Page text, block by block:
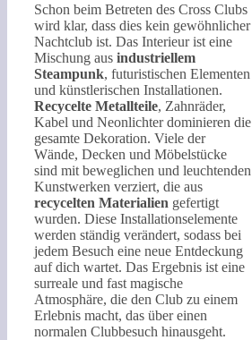
Schon beim Betreten des Cross Clubs
wird klar, dass dies kein gewöhnlicher
Nachtclub ist. Das Interieur ist eine
Mischung aus industriellem
Steampunk, futuristischen Elementen
und künstlerischen Installationen.
Recycelte Metallteile, Zahnräder,
Kabel und Neonlichter dominieren die
gesamte Dekoration. Viele der
Wände, Decken und Möbelstücke
sind mit beweglichen und leuchtenden
Kunstwerken verziert, die aus
recycelten Materialien gefertigt
wurden. Diese Installationselemente
werden ständig verändert, sodass bei
jedem Besuch eine neue Entdeckung
auf dich wartet. Das Ergebnis ist eine
surreale und fast magische
Atmosphäre, die den Club zu einem
Erlebnis macht, das über einen
normalen Clubbesuch hinausgeht.